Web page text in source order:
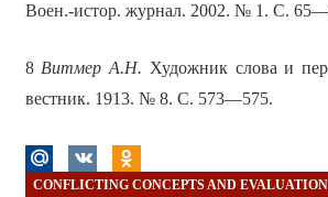
Воен.-истор. журнал. 2002. № 1. С.
8 Витмер А.Н. Художник слова и
вестник. 1913. № 8. С. 573—575.
CONFLICTING CONCEPTS AND